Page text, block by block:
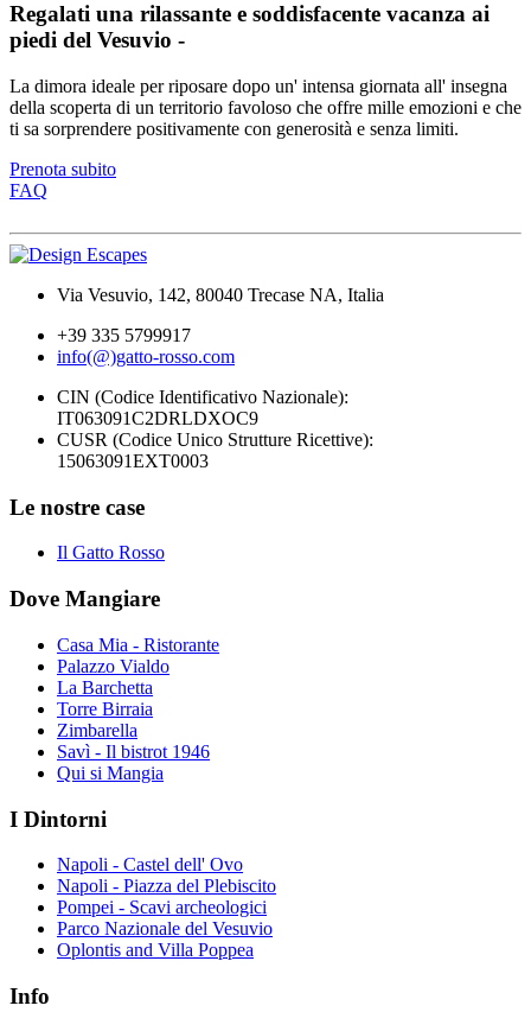
Regalati una rilassante e soddisfacente vacanza ai
piedi del Vesuvio -
La dimora ideale per riposare dopo un' intensa giornata all' insegna
della scoperta di un territorio favoloso che offre mille emozioni e che
ti sa sorprendere positivamente con generosità e senza limiti.
Prenota subito
FAQ
Via Vesuvio, 142, 80040 Trecase NA, Italia
+39 335 5799917
info(@)gatto-rosso.com
CIN (Codice Identificativo Nazionale):
IT063091C2DRLDXOC9
CUSR (Codice Unico Strutture Ricettive):
15063091EXT0003
Le nostre case
Il Gatto Rosso
Dove Mangiare
Casa Mia - Ristorante
Palazzo Vialdo
La Barchetta
Torre Birraia
Zimbarella
Savì - Il bistrot 1946
Qui si Mangia
I Dintorni
Napoli - Castel dell' Ovo
Napoli - Piazza del Plebiscito
Pompei - Scavi archeologici
Parco Nazionale del Vesuvio
Oplontis and Villa Poppea
Info